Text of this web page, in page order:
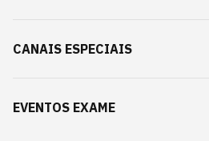
CANAIS ESPECIAIS
EVENTOS EXAME